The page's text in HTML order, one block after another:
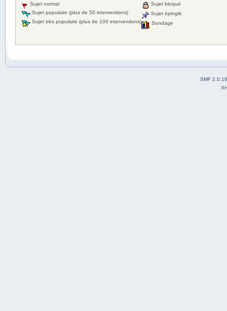
Sujet normal
Sujet populaire (plus de 50 interventions)
Sujet très populaire (plus de 100 interventions)
Sujet bloqué
Sujet épinglé
Sondage
SMF 2.0.19